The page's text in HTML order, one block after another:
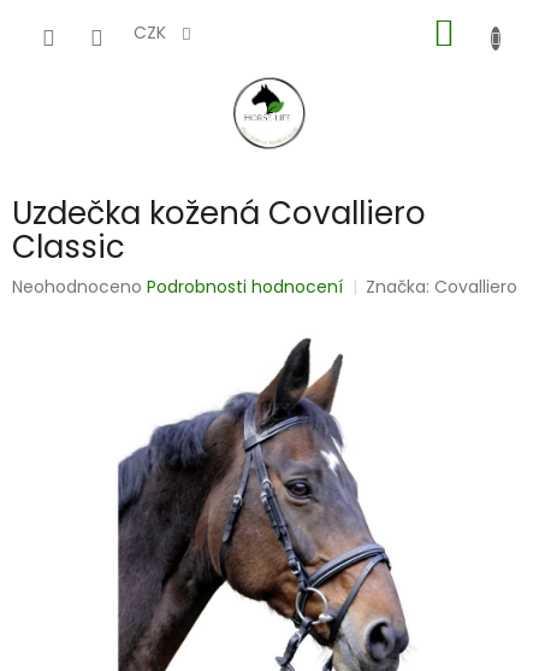
CZK
KOŠÍK
Uzdečka kožená Covalliero
Classic
Průměrné
Neohodnoceno Podrobnosti hodnocení Značka:Covalliero